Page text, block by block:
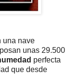
una nave
unas 29.500
perfecta
que desde